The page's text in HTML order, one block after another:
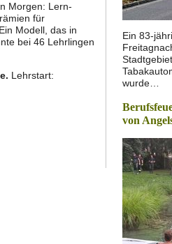
Morgen: Lern-
für
Modell, das in
bei 46 Lehrlingen
Lehrstart:
Ein 83-
wurde…
von